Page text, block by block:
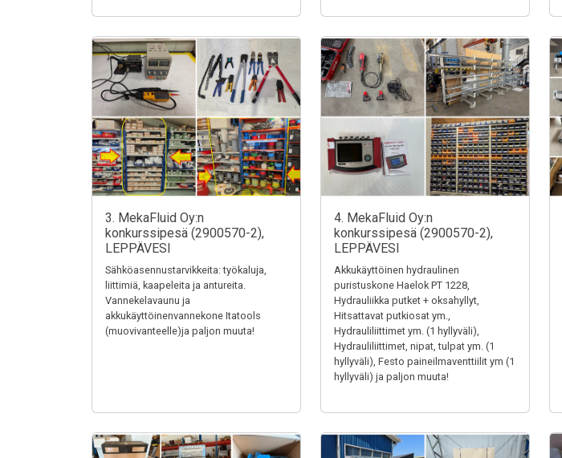
3. MekaFluid Oy:n
konkurssipesä (2900570-2),
LEPPÄVESI
Sähköasennustarvikkeita: työkaluja,
liittimiä, kaapeleita ja antureita.
Vannekelavaunu ja
akkukäyttöinenvannekone Itatools
(muovivanteelle)ja paljon muuta!
4. MekaFluid Oy:n
konkurssipesä (2900570-2),
LEPPÄVESI
Akkukäyttöinen hydraulinen
puristuskone Haelok PT 1228,
Hydrauliikka putket + oksahyllyt,
Hitsattavat putkiosat ym.,
Hydrauliliittimet ym. (1 hyllyväli),
Hydrauliliittimet, nipat, tulpat ym. (1
hyllyväli), Festo paineilmaventtiilit ym (1
hyllyväli) ja paljon muuta!